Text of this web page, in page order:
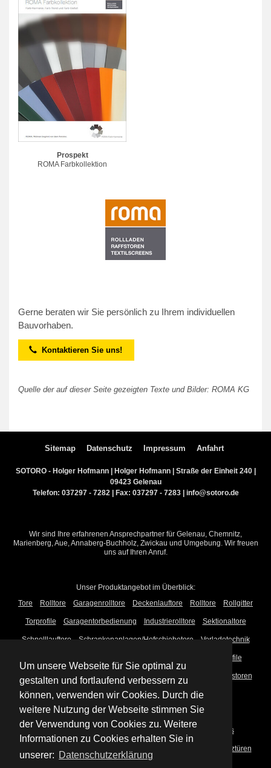
Um unsere Webseite für Sie optimal zu
gestalten und fortlaufend verbessern zu
können, verwenden wir Cookies. Durch die
weitere Nutzung der Webseite stimmen Sie
der Verwendung von Cookies zu. Weitere
Informationen zu Cookies erhalten Sie in
unserer: Datenschutzerklärung
Prospekt
ROMA Farbkollektion
Gerne beraten wir Sie persönlich zu Ihrem individuellen
Bauvorhaben.
 Kontaktieren Sie uns!
Quelle der auf dieser Seite gezeigten Texte und Bilder: ROMA KG
Sitemap Datenschutz Impressum Anfahrt
SOTORO - Holger Hofmann | Holger Hofmann | Straße der Einheit 240 |
09423 Gelenau
Telefon: 037297 - 7282 | Fax: 037297 - 7283 | info@sotoro.de
Wir sind Ihre erfahrenen Ansprechpartner für Gelenau, Chemnitz,
Marienberg, Aue, Annaberg-Buchholz, Zwickau und Umgebung. Wir freuen
uns auf Ihren Anruf.
Unser Produktangebot im Überblick:
Tore
Rolltore Garagenrolltore Deckenlauftore Rolltore Rollgitter
Torprofile Garagentorbedienung Industrierolltore Sektionaltore
Schnelllauftore Schrankenanlagen/Hofschiebetore Verladetechnik
Rollladenprofile
Rollladenbedienung Raffstoren Vorbauraffstoren Aufsatzraffstoren
Modulraffstoren Fassadenraffstoren Raffstorenlamellen
Raffstorenbedienung Markisen
Terrassendächer + Wintergartenbeschattung Textilscreens
Brandschutztüren